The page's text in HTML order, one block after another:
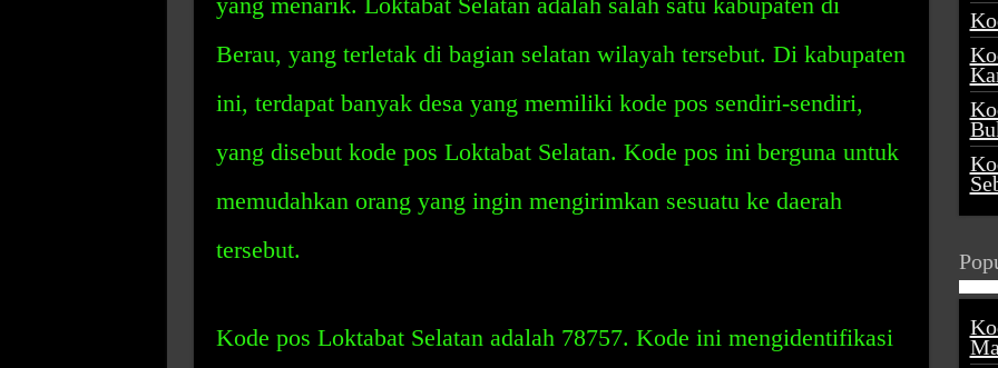
Berau, yang terletak di bagian selatan wilayah tersebut. Di kabupaten
ini, terdapat banyak desa yang memiliki kode pos sendiri-sendiri,
yang disebut kode pos Loktabat Selatan. Kode pos ini berguna untuk
memudahkan orang yang ingin mengirimkan sesuatu ke daerah
tersebut.
Kode pos Loktabat Selatan adalah 78757. Kode ini mengidentifikasi